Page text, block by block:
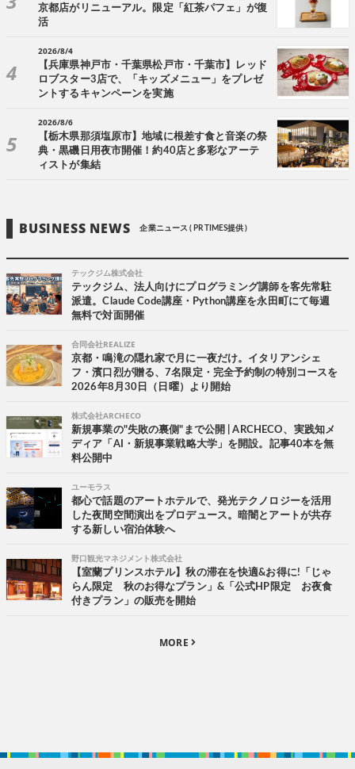
京都店がリニューアル。限定「紅茶パフェ」が復
活
2026/8/4
【兵庫県神戸市・千葉県松戸市・千葉市】レッド
ロブスター3店で、「キッズメニュー」をプレゼ
ントするキャンペーンを実施
2026/8/6
【栃木県那須塩原市】地域に根差す食と音楽の祭
典・黒磯日用夜市開催！約40店と多彩なアーテ
ィストが集結
BUSINESS NEWS 企業ニュース ( PR TIMES提供 )
テックジム株式会社
テックジム、法人向けにプログラミング講師を客先常駐
派遣。Claude Code講座・Python講座を永田町にて毎週
無料で対面開催
合同会社REALIZE
京都・鳴滝の隠れ家で月に一夜だけ。イタリアンシェ
フ・濱口烈が贈る、7名限定・完全予約制の特別コースを
2026年8月30日（日曜）より開始
株式会社ARCHECO
新規事業の"失敗の裏側"まで公開 | ARCHECO、実践知メ
ディア「AI・新規事業戦略大学」を開設。記事40本を無
料公開中
ユーモラス
都心で話題のアートホテルで、発光テクノロジーを活用
した夜間空間演出をプロデュース。暗闇とアートが共存
する新しい宿泊体験へ
野口観光マネジメント株式会社
【室蘭プリンスホテル】秋の滞在を快適&お得に!「じゃ
らん限定 秋のお得なプラン」&「公式HP限定 お夜食
付きプラン」の販売を開始
MORE